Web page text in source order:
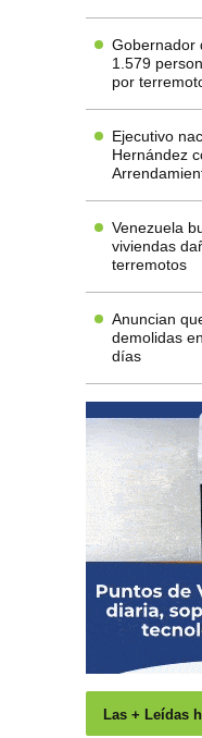
Gobernador
1.579
por
Ejecutivo
Hernández
Venezuela
viviendas
terremotos
Anuncian
demolidas
días
Las + Leídas